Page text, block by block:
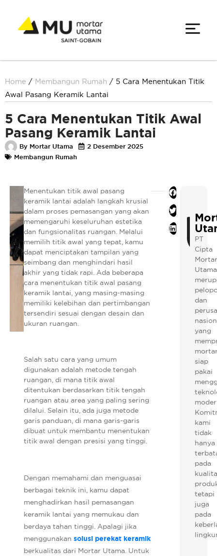
Home / Membangun Rumah / 5 Cara Menentukan Titik
Awal Pasang Keramik Lantai
5 Cara Menentukan Titik Awal
Pasang Keramik Lantai
By Mortar Utama
2 Desember 2025
Membangun Rumah
Menentukan titik awal pasang
keramik lantai adalah langkah krusial
dalam proses pemasangan yang akan
memengaruhi keseluruhan estetika
dan fungsionalitas ruangan. Melalui
memilih titik awal yang tepat, kamu
dapat menciptakan tampilan yang
seimbang dan menghindari hasil
akhir yang tidak rapi. Ada beberapa
cara menentukan titik awal pasang
keramik lantai, yang masing-masing
memiliki kelebihan dan pertimbangan
tersendiri sesuai dengan desain dan
ukuran ruangan.
Salah satu cara yang umum
digunakan adalah metode tengah
ruangan, di mana titik awal
ditentukan berdasarkan titik tengah
ruangan atau area yang paling sering
dilalui. Selain itu, ada juga metode
garis panduan, di mana garis-garis
dibuat untuk membantu menentukan
titik awal dengan presisi yang tinggi.
Dengan memahami dan menguasai
berbagai teknik ini, kamu dapat
menghadirkan hasil pemasangan
keramik lantai yang memukau dan
berdaya tahan tinggi. Apalagi jika
menggunakansolusi perekat keramik
berkualitas dari Mortar Utama. Untuk
LinkedIn
PT
Cipta
Mortar
Utama
dan
yang
siap
pakai
kami
tidak
hanya
pada
tetapi
juga
pada